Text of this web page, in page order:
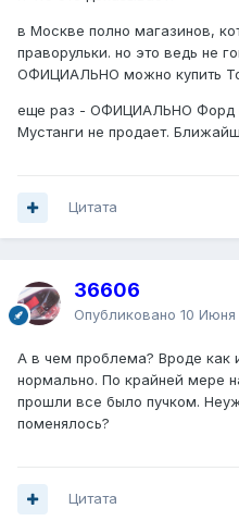
в Москве полно магазинов,
праворульки. но это ведь не
ОФИЦИАЛЬНО можно купить
еще раз - ОФИЦИАЛЬНО Форд
Мустанги не продает.
Цитата
36606
Опубликовано 10 Июня
А в чем проблема? Вроде как
нормально. По крайней мере
прошли все было пучком.
поменялось?
Цитата